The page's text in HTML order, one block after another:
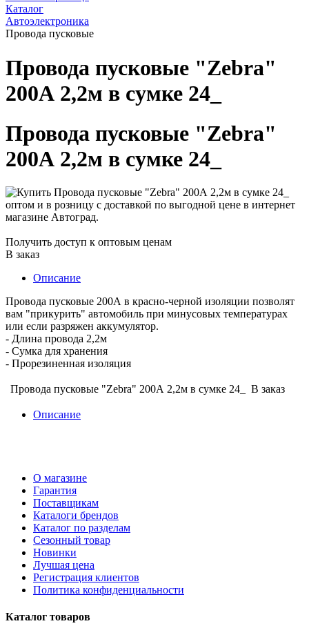
Каталог
Автоэлектроника
Провода пусковые
Провода пусковые "Zebra"
200А 2,2м в сумке 24_
Провода пусковые "Zebra"
200А 2,2м в сумке 24_
Получить доступ к оптовым ценам
В заказ
Описание
Провода пусковые 200А в красно-черной изоляции позволят
вам "прикурить" автомобиль при минусовых температурах
или если разряжен аккумулятор.
- Длина провода 2,2м
- Сумка для хранения
- Прорезиненная изоляция
Провода пусковые "Zebra" 200А 2,2м в сумке 24_ В заказ
Описание
О магазине
Гарантия
Поставщикам
Каталоги брендов
Каталог по разделам
Сезонный товар
Новинки
Лучшая цена
Регистрация клиентов
Политика конфиденциальности
Каталог товаров